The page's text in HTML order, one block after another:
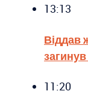
13:13
Віддав
11:20